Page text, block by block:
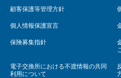
在学証明書（入学前の場合は、合格
別途、資金使途確認資料をお願いする場
顧客保護等管理方針
個人情報保護宣言
保険募集指針
電子交換所における不渡情報の共同
利用について